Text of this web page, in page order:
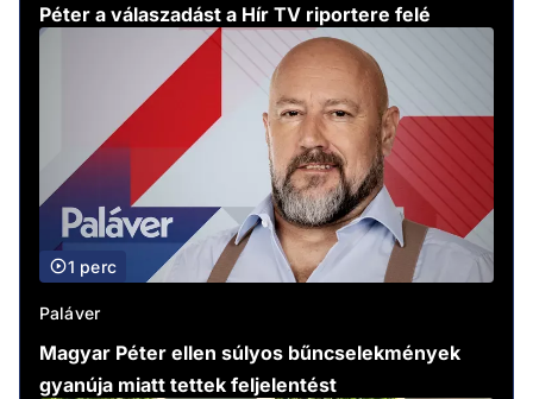
Péter a válaszadást a Hír TV riportere felé
1 perc
Paláver
Magyar Péter ellen súlyos bűncselekmények
gyanúja miatt tettek feljelentést